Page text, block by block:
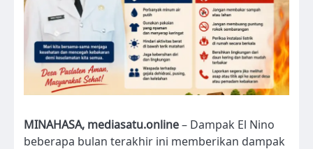
MINAHASA, mediasatu.online– Dampak El Nino
beberapa bulan terakhir ini memberikan dampak